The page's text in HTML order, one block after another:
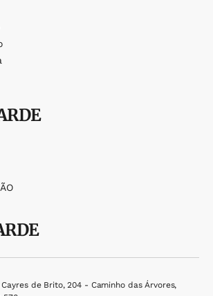
de Brito, 204 - Caminho das Árvores,